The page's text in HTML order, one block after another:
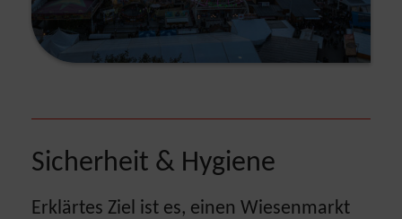
Sicherheit & Hygiene
Erklärtes Ziel ist es, einen Wiesenmarkt